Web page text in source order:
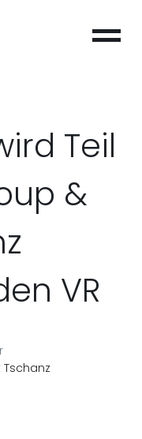
Teil
&
VR
Tschanz